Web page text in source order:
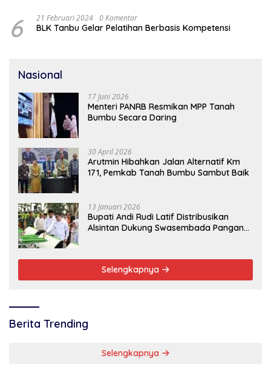
6 21 Februari 2024 0 Komentar
BLK Tanbu Gelar Pelatihan Berbasis Kompetensi
Nasional
17 Juni 2026
Menteri PANRB Resmikan MPP Tanah
Bumbu Secara Daring
30 April 2026
Arutmin Hibahkan Jalan Alternatif Km
171, Pemkab Tanah Bumbu Sambut Baik
13 Januari 2026
Bupati Andi Rudi Latif Distribusikan
Alsintan Dukung Swasembada Pangan
Selengkapnya
Berita Trending
Selengkapnya